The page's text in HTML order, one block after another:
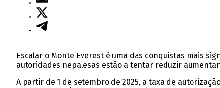
Escalar o Monte Everest é uma das conquistas mais
autoridades nepalesas estão a tentar reduzir
A partir de 1 de setembro de 2025, a taxa de